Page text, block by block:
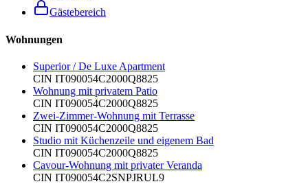
Gästebereich
Wohnungen
Superior / De Luxe Apartment
CIN IT090054C2000Q8825
Wohnung mit privatem Patio
CIN IT090054C2000Q8825
Zwei-Zimmer-Wohnung mit Terrasse
CIN IT090054C2000Q8825
Studio mit Küchenzeile und eigenem Bad
CIN IT090054C2000Q8825
Cavour-Wohnung mit privater Veranda
CIN IT090054C2SNPJRUL9